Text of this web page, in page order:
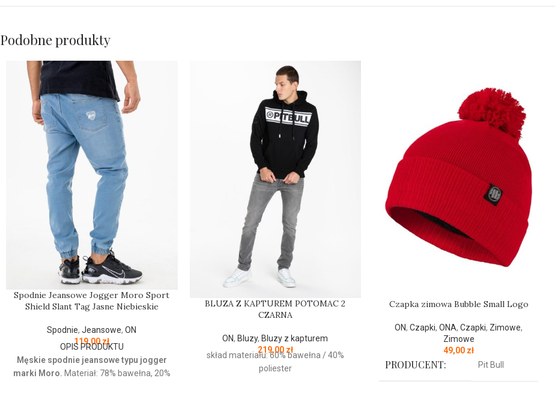
Podobne produkty
Spodnie Jeansowe Jogger Moro Sport
Shield Slant Tag Jasne Niebieskie
Spodnie,Jeansowe,ON
119,00zł
OPIS PRODUKTU
Męskie spodnie jeansowe typu jogger
marki Moro. Materiał: 78% bawełna, 20%
BLUZA Z KAPTUREM POTOMAC 2
CZARNA
ON, Bluzy, Bluzy z kapturem
219,00 zł
skład materiału: 60% bawełna / 40%
poliester
Czapka zimowa Bubble Small Logo
ON,Czapki,ONA,Czapki, Zimowe,
Zimowe
49,00 zł
PRODUCENT: Pit Bull